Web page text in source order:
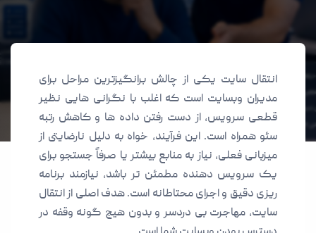
انتقال سایت یکی از چالش برانگیزترین مراحل برای
مدیران وبسایت است که اغلب با نگرانی هایی نظیر
قطعی سرویس، از دست رفتن داده ها و کاهش رتبه
سئو همراه است. این فرآیند، خواه به دلیل نارضایتی از
میزبانی فعلی، نیاز به منابع بیشتر یا صرفاً جستجو برای
یک سرویس دهنده مطمئن تر باشد، نیازمند برنامه
ریزی دقیق و اجرای محتاطانه است. هدف اصلی از انتقال
سایت، مهاجرت بی دردسر و بدون هیچ گونه وقفه در